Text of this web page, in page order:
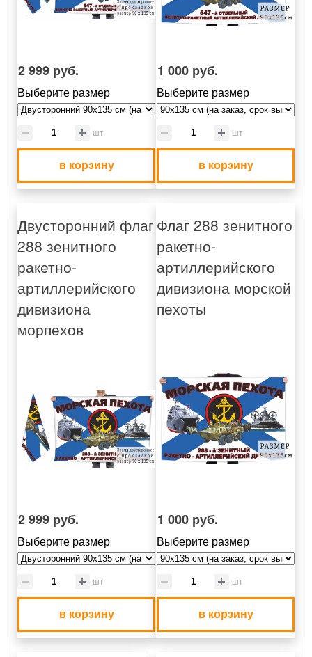
2 999 руб.
Выберите размер
шт
в корзину
1 000 руб.
Выберите размер
шт
в корзину
Двусторонний флаг
288 зенитного
ракетно-
артиллерийского
дивизиона
морпехов
2 999 руб.
Выберите размер
шт
в корзину
Флаг 288 зенитного
ракетно-
артиллерийского
дивизиона морской
пехоты
1 000 руб.
Выберите размер
шт
в корзину